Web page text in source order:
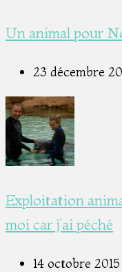
Un animal pour
23 décembre
Exploitation
moi car j’ai péché
14 octobre 2015